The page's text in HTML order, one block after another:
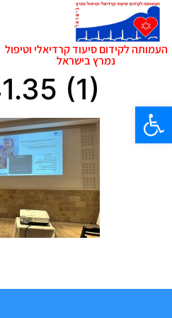
פתח סרגל נגישות
העמותה לקידום סיעוד קרדיאלי וטיפול
נמרץ בישראל
(1)